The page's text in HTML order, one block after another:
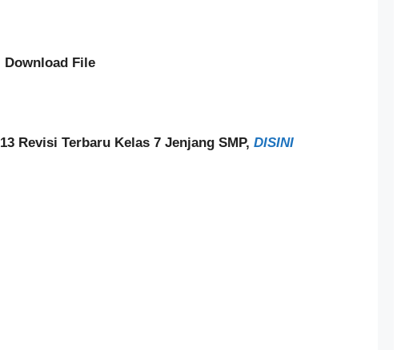
Download File
Revisi Terbaru Kelas 7 Jenjang SMP, DISINI